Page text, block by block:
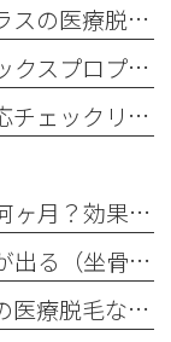
熊本でジェントルマックスプロプラスの医療脱毛なら平山整形外科医院
熊本でヒゲ脱毛ならジェントルマックスプロプラス導入の平山整形外科医院へ
交通事故後にやってはいけない対応チェックリスト
【熊本】ヒゲ脱毛の最適な間隔は何ヶ月？効果が出る理想の回数と頻度
お尻から脚にかけて痛みやしびれが出る（坐骨神経痛）
「ジェントルマックスプロ」熊本の医療脱毛なら｜最新モデル「ジェントルマックスプロプラス」がおすすめ！